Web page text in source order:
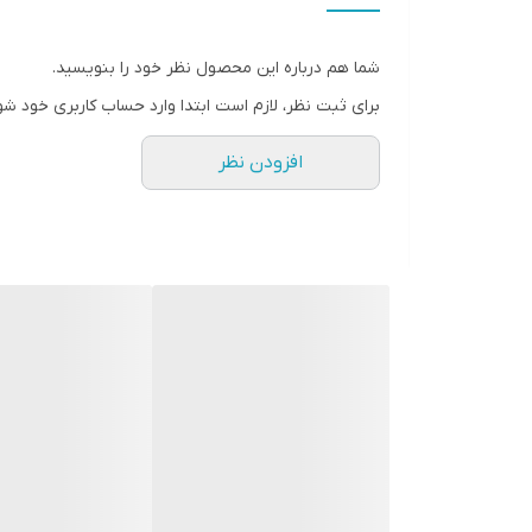
شما هم درباره این محصول نظر خود را بنویسید.
برای ثبت نظر، لازم است ابتدا وارد حساب کاربری خود
افزودن نظر